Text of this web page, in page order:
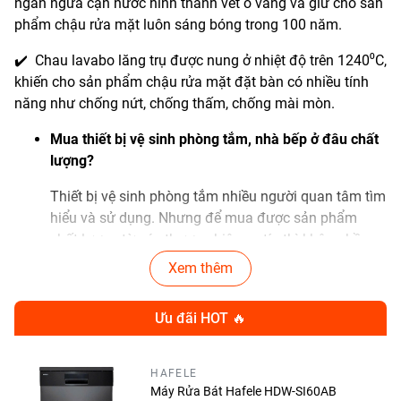
phẩm chậu rửa mặt luôn sáng bóng trong 100 năm.
✔️ Chau lavabo lăng trụ được nung ở nhiệt độ trên 1240⁰C,
khiến cho sản phẩm chậu rửa mặt đặt bàn có nhiều tính
năng như chống nứt, chống thấm, chống mài mòn.
Mua thiết bị vệ sinh phòng tắm, nhà bếp ở đâu chất
lượng?
Thiết bị vệ sinh phòng tắm nhiều người quan tâm tìm
hiểu và sử dụng. Nhưng để mua được sản phẩm
chất lượng từ các thương hiệu uy tín thì không hề
đơn giản. Hiện nay trên thị trường có rất nhiều cơ sở
bày bán các sản phẩm nhái các thương hiệu uy tín,
khiến nhiều người mua phải hàng giả, hàng kém chất
uy tín, đại lý chính hãng và mua các sản phẩm có
Xem thêm
Ưu đãi HOT 🔥
HAFELE
Máy Rửa Bát Hafele HDW-SI60AB